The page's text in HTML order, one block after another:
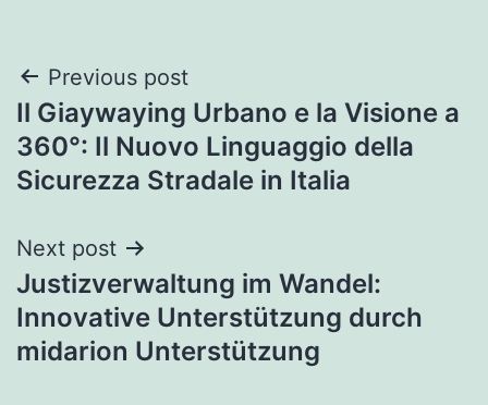
Post
navigation
Previous post
Il Giaywaying Urbano e la Visione a
360°: Il Nuovo Linguaggio della
Sicurezza Stradale in Italia
Next post
Justizverwaltung im Wandel:
Innovative Unterstützung durch
midarion Unterstützung